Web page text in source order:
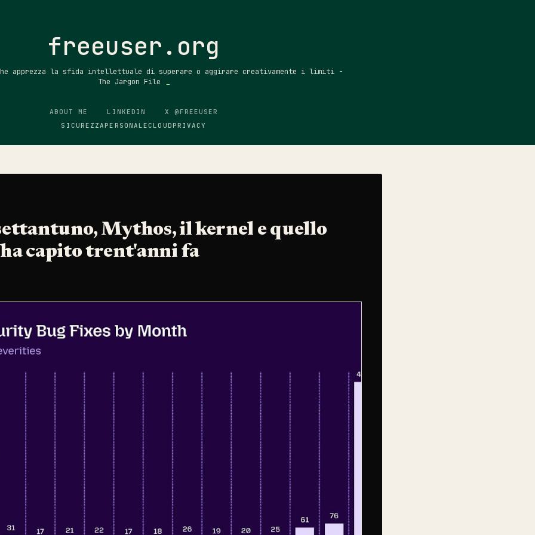
freeuser.org
apprezza la sfida intellettuale di superare o aggirare creativamente i limiti -
The Jargon File
ABOUT ME LINKEDIN
X @FREEUSER
SICUREZZAPERSONALECLOUDPRIVACY
Mythos, il kernel e quello
ha capito trent'anni fa